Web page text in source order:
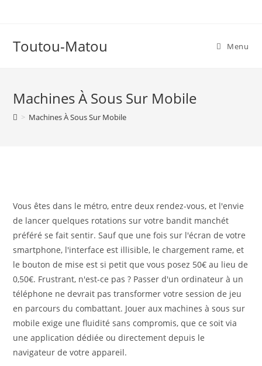
Toutou-Matou Menu
Machines À Sous Sur Mobile
> Machines À Sous Sur Mobile
Vous êtes dans le métro, entre deux rendez-vous, et l'envie
de lancer quelques rotations sur votre bandit manchét
préféré se fait sentir. Sauf que une fois sur l'écran de votre
smartphone, l'interface est illisible, le chargement rame, et
le bouton de mise est si petit que vous posez 50€ au lieu de
0,50€. Frustrant, n'est-ce pas ? Passer d'un ordinateur à un
téléphone ne devrait pas transformer votre session de jeu
en parcours du combattant. Jouer aux machines à sous sur
mobile exige une fluidité sans compromis, que ce soit via
une application dédiée ou directement depuis le
navigateur de votre appareil.